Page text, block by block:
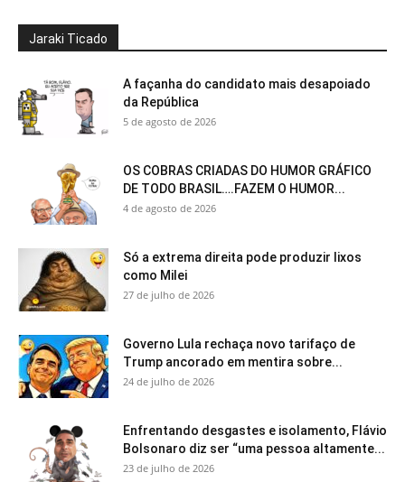
Jaraki Ticado
A façanha do candidato mais desapoiado
da República
5 de agosto de 2026
OS COBRAS CRIADAS DO HUMOR GRÁFICO
DE TODO BRASIL….FAZEM O HUMOR...
4 de agosto de 2026
Só a extrema direita pode produzir lixos
como Milei
27 de julho de 2026
Governo Lula rechaça novo tarifaço de
Trump ancorado em mentira sobre...
24 de julho de 2026
Enfrentando desgastes e isolamento, Flávio
Bolsonaro diz ser “uma pessoa altamente...
23 de julho de 2026